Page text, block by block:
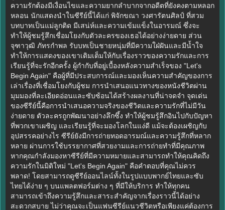
ความรักต้องมีเงื่อนไขและความยากลำบากจากอดีตที่ยังคงตามหลอก
หลอน นักแสดงนำในซีรีย์นี้ได้แก่ พิจักขณา วงศารัตนศิลป์ ที่สวม
บทบาทเป็นแม่ลูกติด มีเสน่ห์และความเข้มแข็งในอารมณ์ ซึ่งจะ
ทำให้ผู้ชมรู้สึกเชื่อมโยงกับตัวละครของเธอได้อย่างง่ายดาย ส่วน
จุฑาวุฒิ ภัทรกำพล รับบทเป็นชายหนุ่มที่มีความใฝ่ฝันและมีน้ำใจ
ทำให้การแสดงของเขาเติมเต็มให้กับเรื่องราวของความรักและการ
เรียนรู้ที่จะรักอีกครั้ง ผู้กำกับที่อยู่เบื้องหลังความสำเร็จของ "Let's
Begin Again" คือผู้ที่มีประสบการณ์และมองเห็นความสำคัญของการ
เล่าเรื่องที่เชื่อมโยงกับผู้ชม การนำเสนอแนวทางของหนังชีวิตผ่าน
มุมมองที่ละเอียดอ่อนและซับซ้อนได้สร้างผลงานที่น่าจดจำ จุดเด่น
ของซีรีย์นี้คือการนำเสนอความจริงของชีวิตและความรักที่ไม่มีวัน
ง่ายดาย ตัวละครถูกพัฒนาอย่างลึกซึ้ง ทำให้ผู้ชมรู้สึกอินไปกับปัญหา
ที่พวกเขาเผชิญ และเรียนรู้ที่จะมองโลกในแง่ดี แม้จะต้องเผชิญกับ
อุปสรรคอย่างไร ซีรีย์ยังมีการถ่ายทอดอารมณ์และความรู้สึกที่หลาก
หลาย ผ่านการใช้บรรยากาศที่สวยงามและการถ่ายทำที่มีคุณภาพ
หากคุณกำลังมองหาซีรีย์ที่มีความหมายและสามารถทำให้คุณคิดถึง
ความรักในมิติใหม่ "Let's Begin Again" คือคำตอบที่คุณไม่ควร
พลาด! โดยสามารถดูซีรีย์ออนไลน์ทั้งในรูปแบบพากย์ไทยและซับ
ไทยได้ง่าย ๆ บนแพลตฟอร์มต่าง ๆ ที่มีให้บริการ ทำให้ทุกคน
สามารถเข้าถึงความรู้สึกและสาระสำคัญจากเรื่องราวนี้ได้อย่าง
สะดวกสบาย ไม่ว่าคุณจะเป็นแฟนซีรีย์แนวชีวิตหรือเพียงแค่ต้องการ